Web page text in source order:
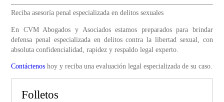
Folletos
Reciba asesoría penal especializada en delitos sexuales
En CVM Abogados y Asociados estamos preparados para brindar
defensa penal especializada en delitos contra la libertad sexual, con
absoluta confidencialidad, rapidez y respaldo legal experto.
Contáctenos hoy y reciba una evaluación legal especializada de su caso.